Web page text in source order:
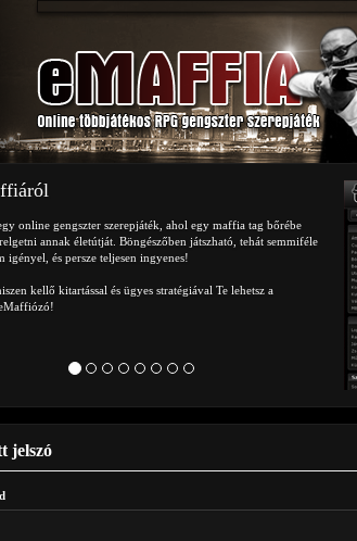
online gengszter szerepjáték, ahol egy maffia tag bőrébe
annak életútját. Böngészőben játszható, tehát semmiféle
igényel, és persze teljesen ingyenes!
kellő kitartással és ügyes stratégiával Te lehetsz a
jelszó